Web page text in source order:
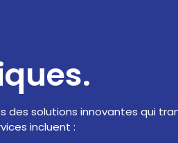
des solutions innovantes qui
incluent :